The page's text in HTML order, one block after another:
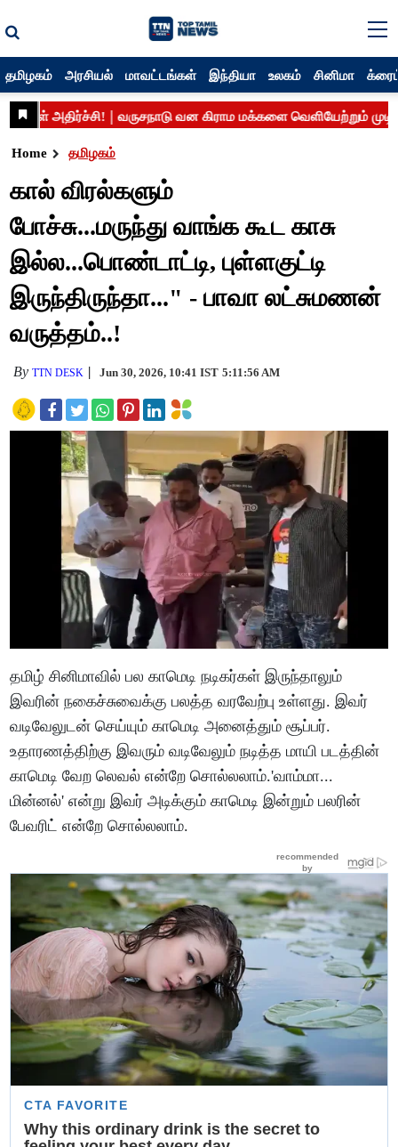
தமிழகம் அரசியல் மாவட்டங்கள் இந்தியா உலகம் சினிமா
Home தமிழகம்
கால் விரல்களும்
போச்சு...மருந்து வாங்க கூட காசு
இல்ல...பொண்டாட்டி, புள்ளகுட்டி
இருந்திருந்தா..." - பாவா லட்சுமணன்
வருத்தம்..!
ByTTN DESK Jun 30, 2026, 10:41 IST 5:11:56 AM
தமிழ் சினிமாவில் பல காமெடி நடிகர்கள் இருந்தாலும்
இவரின் நகைச்சுவைக்கு பலத்த வரவேற்பு உள்ளது. இவர்
வடிவேலுடன் செய்யும் காமெடி அனைத்தும் சூப்பர்.
உதாரணத்திற்கு இவரும் வடிவேலும் நடித்த மாயி படத்தின்
காமெடி வேற லெவல் என்றே சொல்லலாம்.'வாம்மா...
மின்னல்' என்று இவர் அடிக்கும் காமெடி இன்றும் பலரின்
பேவரிட் என்றே சொல்லலாம்.